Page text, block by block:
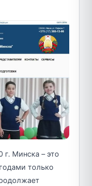
Минска – это
только